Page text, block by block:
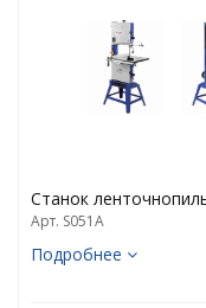
Станок
Арт. S051A
Подробнее